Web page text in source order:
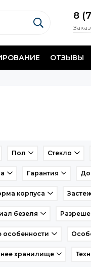
8
ОТЗЫВЫ
Пол Стекло
Гарантия
корпуса
безеля
особенности
хранилище